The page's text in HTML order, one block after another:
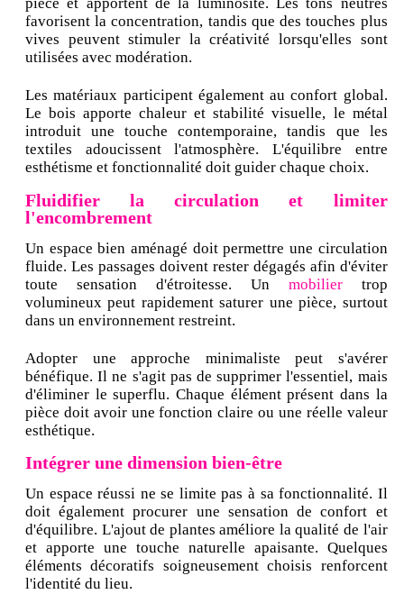
favorisent la concentration, tandis que des touches plus
vives peuvent stimuler la créativité lorsqu'elles sont
utilisées avec modération.
Les matériaux participent également au confort global.
Le bois apporte chaleur et stabilité visuelle, le métal
introduit une touche contemporaine, tandis que les
textiles adoucissent l'atmosphère. L'équilibre entre
esthétisme et fonctionnalité doit guider chaque choix.
Fluidifier la circulation et limiter
l'encombrement
Un espace bien aménagé doit permettre une circulation
fluide. Les passages doivent rester dégagés afin d'éviter
toute sensation d'étroitesse. Un mobiliertrop
volumineux peut rapidement saturer une pièce, surtout
dans un environnement restreint.
Adopter une approche minimaliste peut s'avérer
bénéfique. Il ne s'agit pas de supprimer l'essentiel, mais
d'éliminer le superflu. Chaque élément présent dans la
pièce doit avoir une fonction claire ou une réelle valeur
esthétique.
Intégrer une dimension bien-être
Un espace réussi ne se limite pas à sa fonctionnalité. Il
doit également procurer une sensation de confort et
d'équilibre. L'ajout de plantes améliore la qualité de l'air
et apporte une touche naturelle apaisante. Quelques
éléments décoratifs soigneusement choisis renforcent
l'identité du lieu.